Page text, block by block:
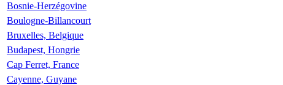
Bosnie-Herzégovine
Boulogne-Billancourt
Bruxelles, Belgique
Budapest, Hongrie
Cap Ferret, France
Cayenne, Guyane